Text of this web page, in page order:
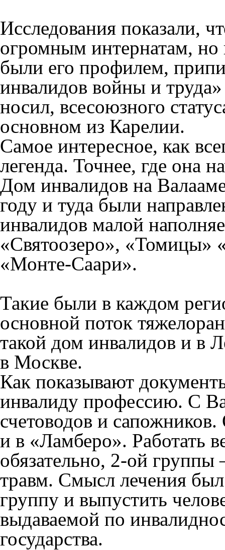
Исследования показали,
огромным интернатам, но
были его профилем,
инвалидов войны и
носил, всесоюзного
основном из Карелии.
Самое интересное, как
легенда. Точнее, где она
Дом инвалидов на
году и туда были
инвалидов малой
«Святоозеро», «Томицы»
«Монте-Саари».
Такие были в каждом
основной поток
такой дом инвалидов и в
в Москве.
Как показывают
инвалиду профессию. С
счетоводов и
и в «Ламберо». Работать
обязательно, 2-ой группы
травм. Смысл лечения
группу и выпустить
выдаваемой по
государства.